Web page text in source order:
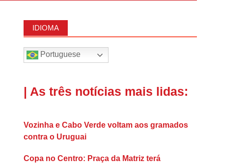
IDIOMA
Portuguese
| As três notícias mais lidas:
Vozinha e Cabo Verde voltam aos gramados
contra o Uruguai
Copa no Centro: Praça da Matriz terá